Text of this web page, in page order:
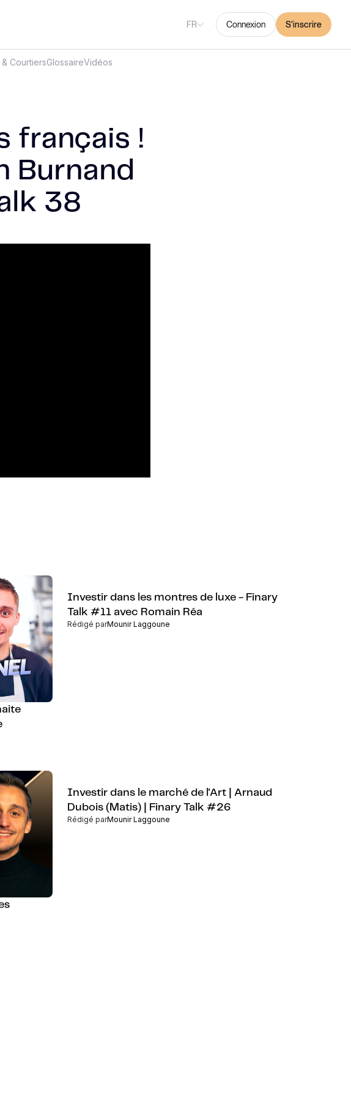
FR Connexion S'inscrire
CourtiersGlossaireVidéos
français !
Burnand
38
Investir dans les montres de luxe - Finary
Talk #11 avec Romain Réa
Rédigé parMounir Laggoune
Investir dans le marché de l'Art | Arnaud
Dubois (Matis) | Finary Talk #26
Rédigé parMounir Laggoune